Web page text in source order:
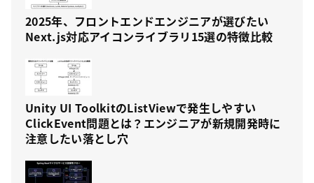
2025年、フロントエンドエンジニアが選びたい
Next.js対応アイコンライブラリ15選の特徴比較
Unity UI ToolkitのListViewで発生しやすい
ClickEvent問題とは？エンジニアが新規開発時に
注意したい落とし穴